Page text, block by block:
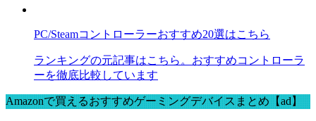
PC/Steamコントローラーおすすめ20選はこちら
ランキングの元記事はこちら。おすすめコントローラ
ーを徹底比較しています
Amazonで買えるおすすめゲーミングデバイスまとめ【ad】